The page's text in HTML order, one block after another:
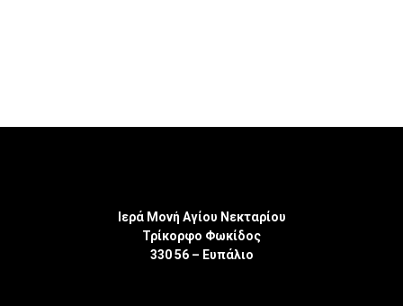
Ιερά Μονή Αγίου Νεκταρίου
Τρίκορφο Φωκίδος
330 56 – Ευπάλιο